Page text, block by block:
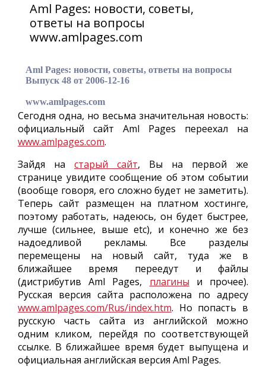
Aml Pages: новости, советы,
ответы на вопросы
www.amlpages.com
Aml Pages: новости, советы, ответы на вопросы
Выпуск 48 от 2006-12-16
www.amlpages.com
Сегодня одна, но весьма значительная новость:
официальный сайт Aml Pages переехал на
www.amlpages.com.
Зайдя на старый сайт, Вы на первой же
странице увидите сообщение об этом событии
(вообще говоря, его сложно будет не заметить).
Теперь сайт размещен на платном хостинге,
поэтому работать, надеюсь, он будет быстрее,
лучше (сильнее, выше etc), и конечно же без
надоедливой рекламы. Все разделы
перемещены на новый сайт, туда же в
ближайшее время переедут и файлы
(дистрибутив Aml Pages, плагины и прочее).
Русская версия сайта расположена по адресу
www.amlpages.com/Rus/index.htm. Но попасть в
русскую часть сайта из английской можно
одним кликом, перейдя по соответствующей
ссылке. В ближайшее время будет выпущена и
официальная английская версия Aml Pages.